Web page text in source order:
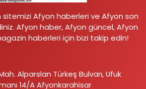
Afyon haberleri ve Afyon son
Afyon haber, Afyon güncel, Afyon
haberleri için bizi takip edin!
Alparslan Türkeş Bulvarı, Ufuk
14/A Afyonkarahisar